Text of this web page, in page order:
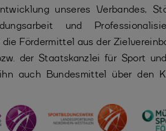
unseres Verbandes,
und
Fördermittel aus der
der Staatskanzlei für Sport
auch Bundesmittel über den